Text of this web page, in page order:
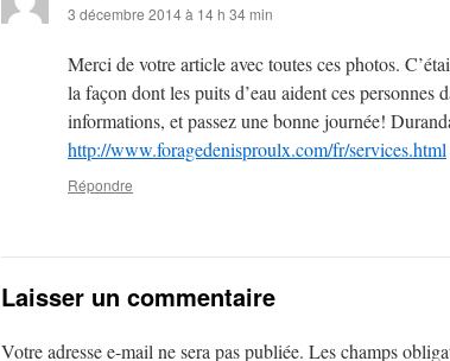
3 décembre 2014 à 14 h 34 min
Merci de votre article avec toutes ces photos.
la façon dont les puits d’eau aident ces personnes
informations, et passez une bonne journée!
http://www.foragedenisproulx.com/fr/services.html
Répondre
Laisser un commentaire
Votre adresse e-mail ne sera pas publiée. Les champs